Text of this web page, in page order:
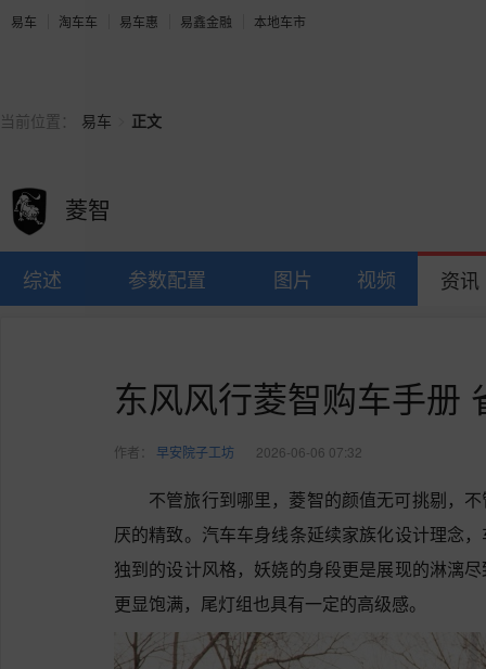
易车 淘车车 易车惠 易鑫金融 本地车市
当前位置： 易车 正文
菱智
综述 参数配置 图片 视频 资讯
东风风行菱智购车手册
作者： 早安院子工坊 2026-06-06 07:32
不管旅行到哪里，菱智的颜值无可挑剔，
厌的精致。汽车车身线条延续家族化设计理念
独到的设计风格，妖娆的身段更是展现的淋漓
更显饱满，尾灯组也具有一定的高级感。